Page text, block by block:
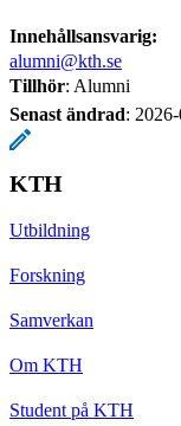
Innehållsansvarig:
alumni@kth.se
Tillhör: Alumni
Senast ändrad:
KTH
Utbildning
Forskning
Samverkan
Om KTH
Student på KTH